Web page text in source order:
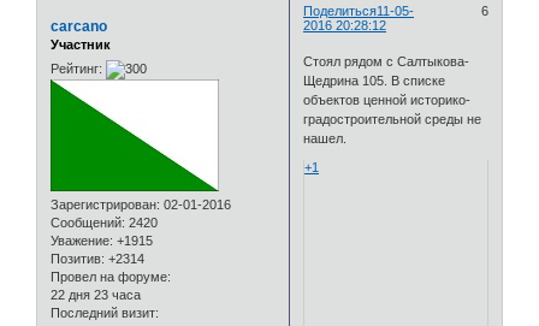
Поделиться 6
11-05-
2016 20:28:12
carcano
Участник
Рейтинг:
Зарегистрирован: 02-01-2016
Сообщений: 2420
Уважение: +1915
Позитив: +2314
Провел на форуме:
22 дня 23 часа
Последний визит:
Стоял рядом с Салтыкова-
Щедрина 105. В списке
объектов ценной историко-
градостроительной среды не
нашел.
+1